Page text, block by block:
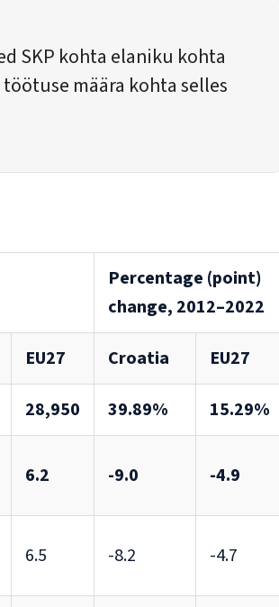
SKP kohta elaniku kohta
määra kohta selles
Percentage (point)
change, 2012–2022
EU27 Croatia EU27
28,950 39.89% 15.29%
6.2 -9.0 -4.9
6.5 -8.2 -4.7